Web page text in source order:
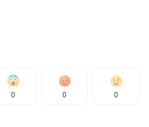
0 0 0